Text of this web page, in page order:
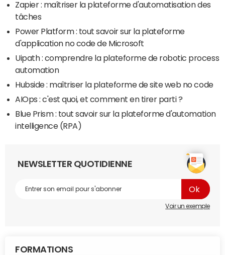
Zapier : maîtriser la plateforme d'automatisation des
tâches
Power Platform : tout savoir sur la plateforme
d'application no code de Microsoft
Uipath : comprendre la plateforme de robotic process
automation
Hubside : maîtriser la plateforme de site web no code
AIOps : c'est quoi, et comment en tirer parti ?
Blue Prism : tout savoir sur la plateforme d'automation
intelligence (RPA)
NEWSLETTER QUOTIDIENNE
Voir un exemple
FORMATIONS